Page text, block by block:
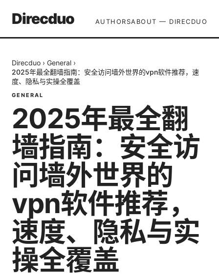
Direcduo AUTHORSABOUT — DIRECDUO
Direcduo › General ›
2025年最全翻墙指南：安全访问墙外世界的vpn软件推荐，速
度、隐私与实操全覆盖
GENERAL
2025年最全翻
墙指南：安全访
问墙外世界的
vpn软件推荐，
速度、隐私与实
操全覆盖